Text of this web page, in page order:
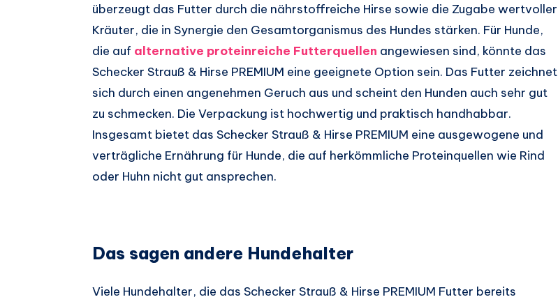
überzeugt das Futter durch die nährstoffreiche Hirse sowie die Zugabe wertvoller
Kräuter, die in Synergie den Gesamtorganismus des Hundes stärken. Für Hunde,
die auf alternative proteinreiche Futterquellen angewiesen sind, könnte das
Schecker Strauß & Hirse PREMIUM eine geeignete Option sein. Das Futter zeichnet
sich durch einen angenehmen Geruch aus und scheint den Hunden auch sehr gut
zu schmecken. Die Verpackung ist hochwertig und praktisch handhabbar.
Insgesamt bietet das Schecker Strauß & Hirse PREMIUM eine ausgewogene und
verträgliche Ernährung für Hunde, die auf herkömmliche Proteinquellen wie Rind
oder Huhn nicht gut ansprechen.
Das sagen andere Hundehalter
Viele Hundehalter, die das Schecker Strauß & Hirse PREMIUM Futter bereits